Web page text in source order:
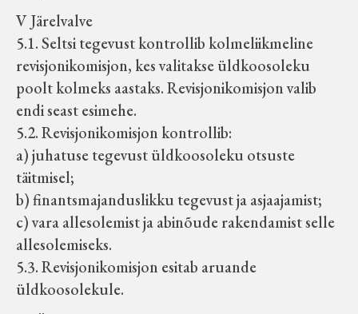
V Järelvalve
5.1. Seltsi tegevust kontrollib kolmeliikmeline
revisjonikomisjon, kes valitakse üldkoosoleku
poolt kolmeks aastaks. Revisjonikomisjon valib
endi seast esimehe.
5.2. Revisjonikomisjon kontrollib:
a) juhatuse tegevust üldkoosoleku otsuste
täitmisel;
b) finantsmajanduslikku tegevust ja asjaajamist;
c) vara allesolemist ja abinõude rakendamist selle
allesolemiseks.
5.3. Revisjonikomisjon esitab aruande
üldkoosolekule.